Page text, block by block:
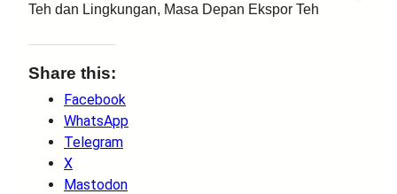
Teh dan Lingkungan, Masa Depan Ekspor Teh
Share this:
Facebook
WhatsApp
Telegram
X
Mastodon